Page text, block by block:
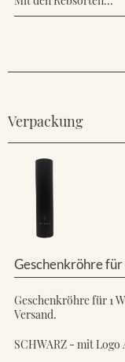
Verpackung
Geschenkröhre für
Geschenkröhre für 1
Versand.
SCHWARZ - mit Logo